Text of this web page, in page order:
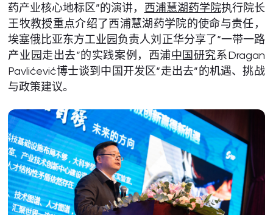
药产业核心地标区”的演讲， 西浦慧湖药学院执行院长
王牧教授重点介绍了西浦慧湖药学院的使命与责任，
埃塞俄比亚东方工业园负责人刘正华分享了“一带一路
产业园走出去”的实践案例，西浦中国研究系Dragan
Pavlićević博士谈到中国开发区“走出去”的机遇、挑战
与政策建议。